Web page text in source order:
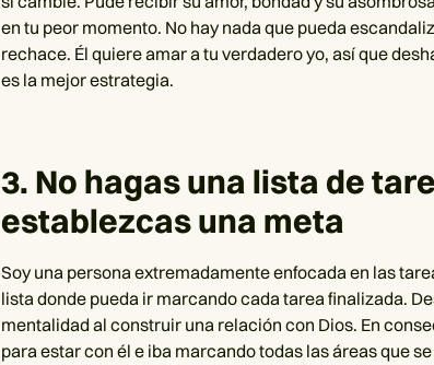
en tu peor momento. No hay nada que pueda
rechace. Él quiere amar a tu verdadero yo, así que
es la mejor estrategia.
3. No hagas una lista de
establezcas una meta
Soy una persona extremadamente enfocada en las
lista donde pueda ir marcando cada tarea finalizada.
mentalidad al construir una relación con Dios. En
para estar con él e iba marcando todas las áreas que